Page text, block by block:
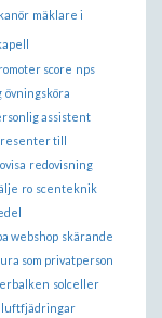
mäklare i
score nps
övningsköra
assistent
till
redovisning
ro scenteknik
webshop skärande
som privatperson
solceller
luftfjädringar